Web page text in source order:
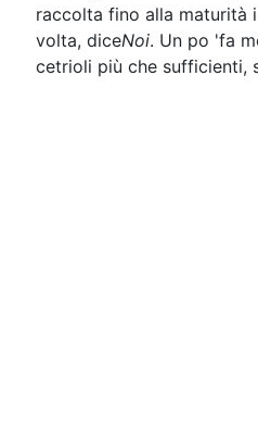
raccolta fino alla maturità
volta, diceNoi. Un po 'fa
cetrioli più che sufficienti,